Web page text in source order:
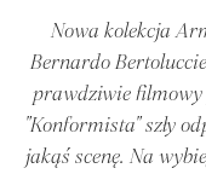
Nowa kolekcja
Bernardo
prawdziwie
"Konformista" szły
jakąś scenę. Na